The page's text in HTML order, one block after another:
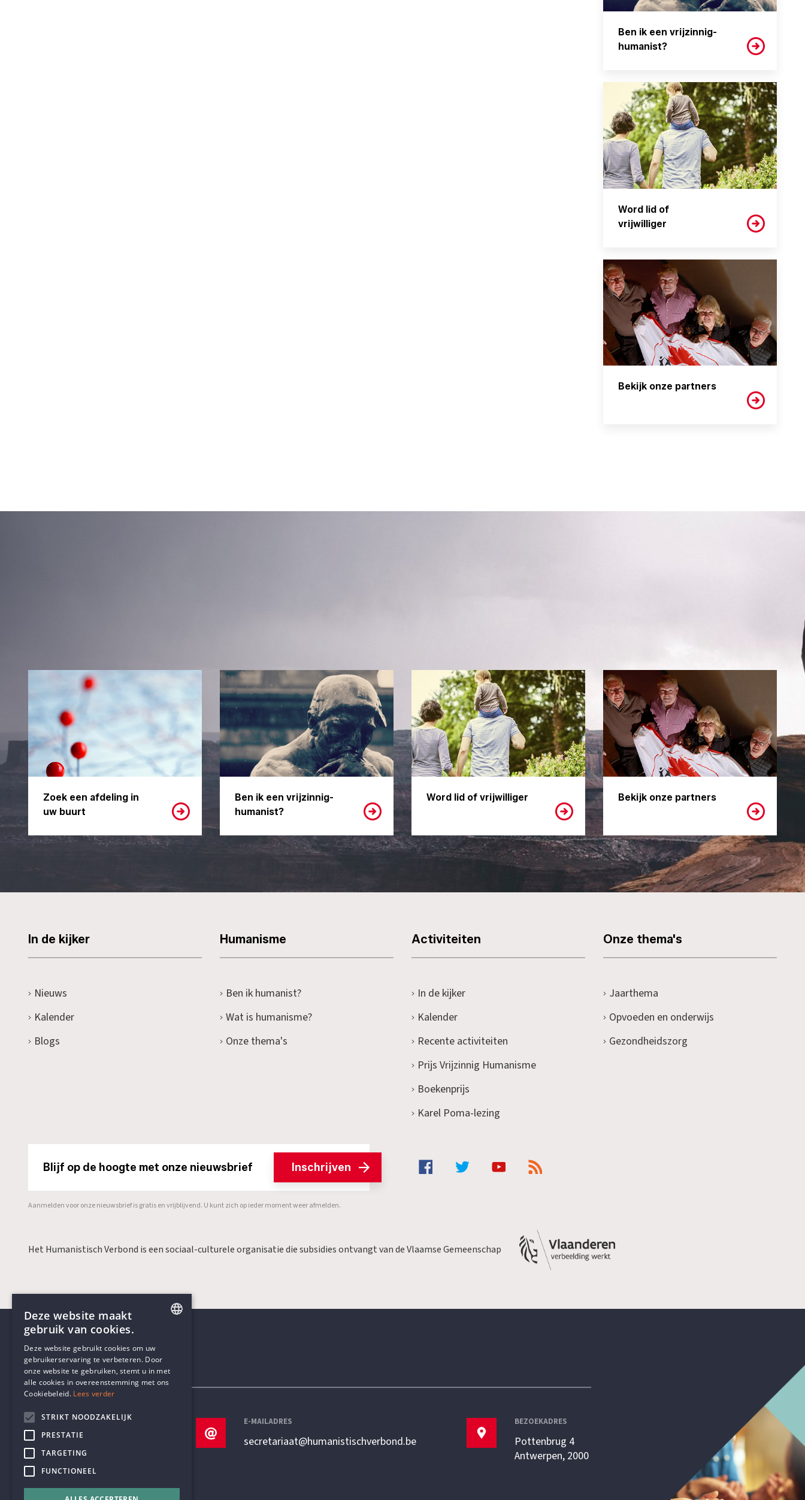
Ben ik een vrijzinnig-
humanist?
Word lid of
vrijwilliger
Bekijk onze partners
Zoek een afdeling in
uw buurt
Ben ik een vrijzinnig-
humanist?
Word lid of vrijwilliger Bekijk onze partners
In de kijker
Nieuws
Kalender
Blogs
Humanisme
Ben ik humanist?
Wat is humanisme?
Onze thema's
Activiteiten
In de kijker
Kalender
Recente activiteiten
Prijs Vrijzinnig Humanisme
Boekenprijs
Karel Poma-lezing
Onze thema's
Jaarthema
Opvoeden en onderwijs
Gezondheidszorg
Blijf op de hoogte met onze nieuwsbrief Inschrijven
Aanmelden voor onze nieuwsbrief is gratis en vrijblijvend. U kunt zich op ieder moment weer afmelden.
Het Humanistisch Verbond is een sociaal-culturele organisatie die subsidies ontvangt van de Vlaamse Gemeenschap
Contactgegevens
TELEFOON
+32 3 233 70 32
E-MAILADRES
secretariaat@humanistischverbond.be
BEZOEKADRES
Pottenbrug 4
Antwerpen, 2000
DUTCH
Deze website maakt
gebruik van cookies.
Deze website gebruikt cookies om uw
gebruikerservaring te verbeteren. Door
onze website te gebruiken, stemt u in met
alle cookies in overeenstemming met ons
Cookiebeleid. Lees verder
STRIKT NOODZAKELIJK
PRESTATIE
TARGETING
FUNCTIONEEL